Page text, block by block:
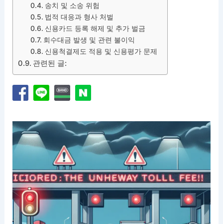
송치 및 소송 위험
법적 대응과 형사 처벌
신용카드 등록 해제 및 추가 벌금
회수대금 발생 및 관련 불이익
신용척결제도 적용 및 신용평가 문제
관련된 글: